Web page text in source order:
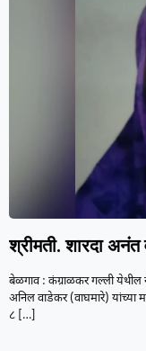
श्रीमती. शारदा
बेळगाव : कंग्राळकर गल्ली येथील
अनिल वाडेकर (वाघमारे) यांच्या
८ […]